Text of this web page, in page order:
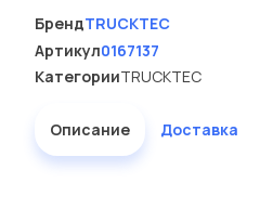
БрендTRUCKTEC
Артикул0167137
КатегорииTRUCKTEC
Описание Доставка